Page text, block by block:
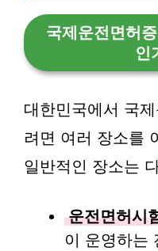
국제운전면허
인
대한민국에서 국
려면 여러 장소를
일반적인 장소는
운전면허시
이 운영하는